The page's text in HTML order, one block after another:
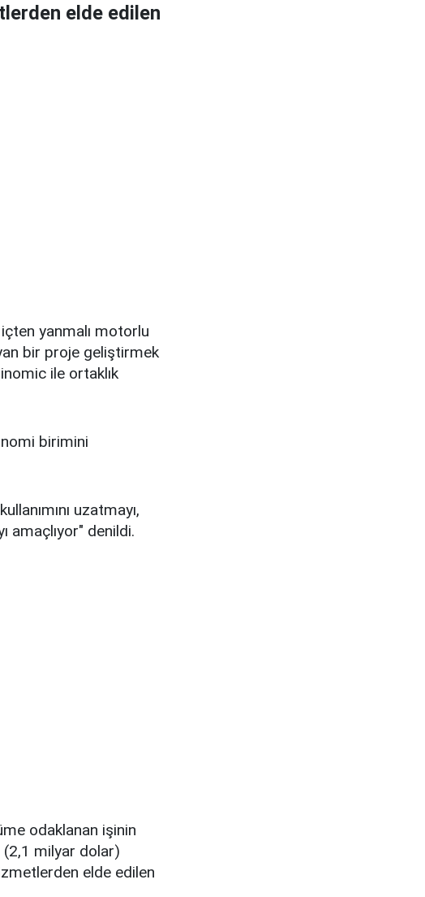
elde edilen
yanmalı motorlu
bir proje geliştirmek
ile ortaklık
birimini
uzatmayı,
amaçlıyor" denildi.
odaklanan işinin
(2,1 milyar dolar)
elde edilen